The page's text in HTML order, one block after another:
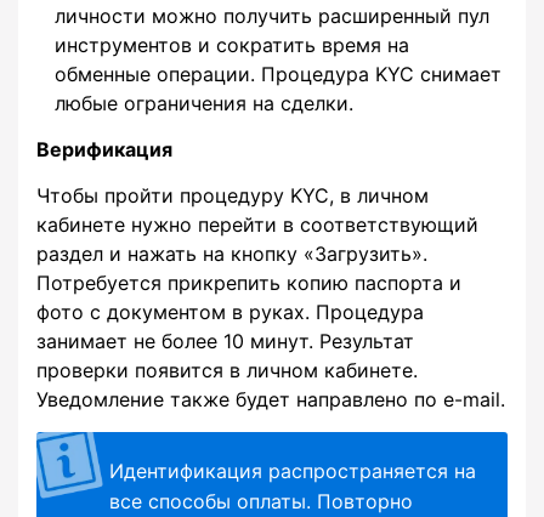
личности можно получить расширенный пул
инструментов и сократить время на
обменные операции. Процедура KYC снимает
любые ограничения на сделки.
Верификация
Чтобы пройти процедуру KYC, в личном
кабинете нужно перейти в соответствующий
раздел и нажать на кнопку «Загрузить».
Потребуется прикрепить копию паспорта и
фото с документом в руках. Процедура
занимает не более 10 минут. Результат
проверки появится в личном кабинете.
Уведомление также будет направлено по e-mail.
Идентификация распространяется на
все способы оплаты. Повторно